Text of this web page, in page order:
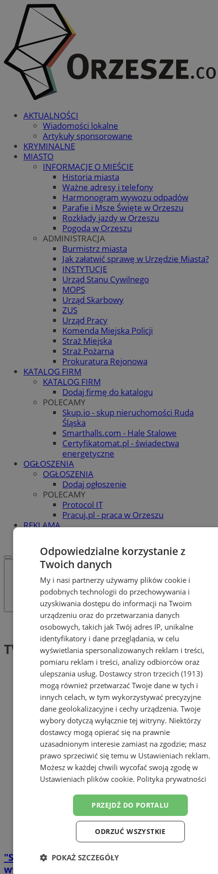
AKTUALNOŚCI
Wiadomości lokalne
Artykuły sponsorowane
KRYMINALNE
MIASTO
INFORMACJE O MIEŚCIE
Historia miasta
Ważne adresy i telefony
Harmonogram wywozu odpadów
Parafie i Msze Święte w Orzeszu
Rozkłady jazdy w Orzeszu
Pogoda w Orzeszu
ADMINISTRACJA
Burmistrz miasta
Jak załatwić sprawę w Urzędzie Miasta?
INSTYTUCJE
Urząd Stanu Cywilnego
MOPS
Urząd Skarbowy
ZUS
Urząd Pracy
Komenda Miejska Policji
Straż Miejska
Straż Pożarna
Prokuratura Rejonowa
KATALOG FIRM
KATALOG FIRM
Dodaj firmę do katalogu
POLECAMY
Skup.io - skup nieruchomości Ruda
Śląska
Smarthalls.com - Hale Stalowe
Certyfikatomat.pl - świadectwa
energetyczne
OGŁOSZENIA
OGŁOSZENIA
Dodaj ogłoszenie
POLECAMY
Protocol IT
Pracuj.pl - praca w Orzeszu
REKLAMA
Tag: TVP 2
TVP 2 (1)
"Sylwester z Dwójką" w Katowicach – kto
wystąpi, utrudnienia w ruchu
Odpowiedzialne korzystanie z
Twoich danych
My i nasi partnerzy używamy plików cookie i
podobnych technologii do przechowywania i
uzyskiwania dostępu do informacji na Twoim
urządzeniu oraz do przetwarzania danych
osobowych, takich jak Twój adres IP, unikalne
identyfikatory i dane przeglądania, w celu
wyświetlania spersonalizowanych reklam i treści,
pomiaru reklam i treści, analizy odbiorców oraz
ulepszania usług. Dostawcy stron trzecich (1913)
mogą również przetwarzać Twoje dane w tych i
innych celach, w tym wykorzystywać precyzyjne
dane geolokalizacyjne i cechy urządzenia. Twoje
wybory dotyczą wyłącznie tej witryny. Niektórzy
dostawcy mogą opierać się na prawnie
uzasadnionym interesie zamiast na zgodzie; masz
prawo sprzeciwić się temu w Ustawieniach reklam.
Możesz w każdej chwili wycofać swoją zgodę w
Ustawieniach plików cookie. Polityka prywatności
PRZEJDŹ DO PORTALU
ODRZUĆ WSZYSTKIE
POKAŻ SZCZEGÓŁY